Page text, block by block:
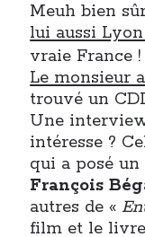
personnelle
Commentaires
Entretien ménager
JF
dans
C’était pas
littlecelt
Anthony
dans
Renaud Ducher
dans
personnelle
Meuh bien
lui aussi
vraie France !
Le monsieur
trouvé un
Une
intéresse ?
qui a posé
François
autres de «
film et le